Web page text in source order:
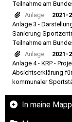
Teilnahme am
Anlage
2021-
Anlage 3 -
Sanierung
Teilnahme am
Anlage
2021-
Anlage 4 - KRP -
Absichtserklärung
kommunaler
In meine